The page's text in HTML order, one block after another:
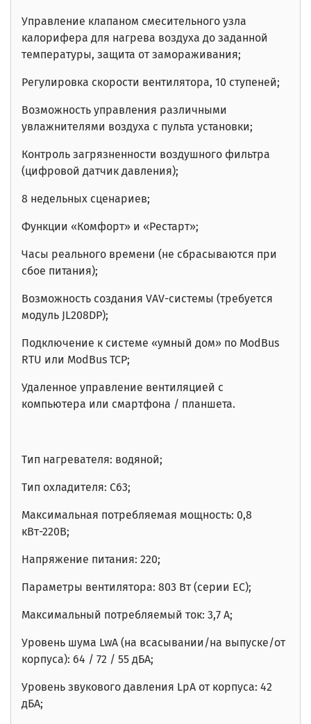
Управление клапаном смесительного узла
калорифера для нагрева воздуха до заданной
температуры, защита от замораживания;
Регулировка скорости вентилятора, 10 ступеней;
Возможность управления различными
увлажнителями воздуха с пульта установки;
Контроль загрязненности воздушного фильтра
(цифровой датчик давления);
8 недельных сценариев;
Функции «Комфорт» и «Рестарт»;
Часы реального времени (не сбрасываются при
сбое питания);
Возможность создания VAV-системы (требуется
модуль JL208DP);
Подключение к системе «умный дом» по ModBus
RTU или ModBus TCP;
Удаленное управление вентиляцией с
компьютера или смартфона / планшета.
Тип нагревателя: водяной;
Тип охладителя: C63;
Максимальная потребляемая мощность: 0,8
кВт-220В;
Напряжение питания: 220;
Параметры вентилятора: 803 Вт (серии EC);
Максимальный потребляемый ток: 3,7 А;
Уровень шума LwA (на всасывании/на выпуске/от
корпуса): 64 / 72 / 55 дБА;
Уровень звукового давления LpA от корпуса: 42
дБА;